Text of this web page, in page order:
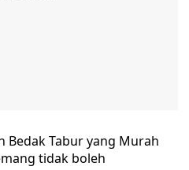
Bedak Tabur yang Murah
tidak boleh